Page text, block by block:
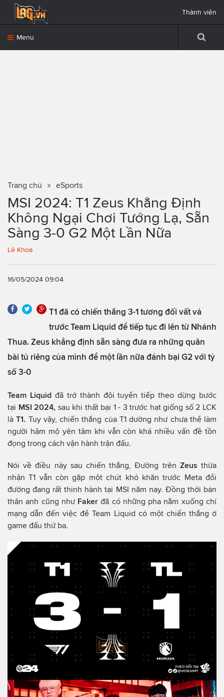
Menu
Thành viên
Trang chủ eSports
MSI 2024: T1 Zeus Khẳng Định
Không Ngại Chơi Tướng Lạ, Sẵn
Sàng 3-0 G2 Một Lần Nữa
Lê Khoa
16/05/2024 09:04
T1 đã có chiến thắng 3-1 tương đối vất vả
trước Team Liquid để tiếp tục đi lên từ Nhánh
Thua. Zeus khẳng định sẵn sàng đưa ra những quân
bài tủ riêng của mình để một lần nữa đánh bại G2 với tỷ
số 3-0
Team Liquidđã trở thành đội tuyển tiếp theo dừng bước
tại MSI 2024, sau khi thất bại 1 - 3 trước hạt giống số 2 LCK
làT1. Tuy vậy, chiến thắng của T1 dường như chưa thể làm
người hâm mộ yên tâm khi vẫn còn khá nhiều vấn đề tồn
đọng trong cách vận hành trận đấu.
Nói về điều này sau chiến thắng, Đường trên Zeus thừa
nhận T1 vẫn còn gặp một chút khó khăn trước Meta đổi
đường đang rất thịnh hành tại MSI năm nay. Đồng thời bản
thân anh cũng như Faker đã có những pha nằm xuống chí
mạng dẫn đến việc để Team Liquid có một chiến thắng ở
game đấu thứ ba.